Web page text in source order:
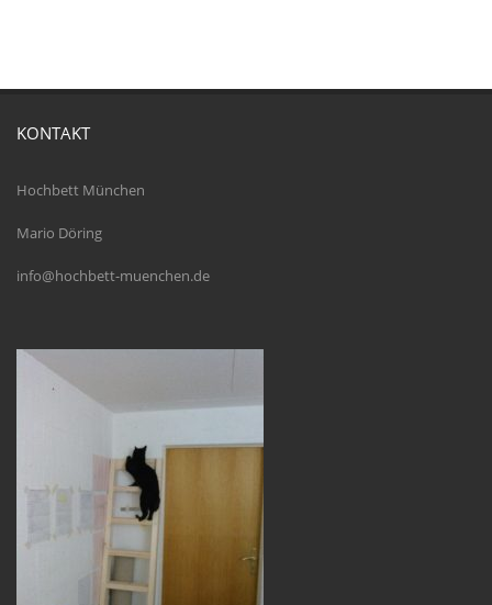
KONTAKT
Hochbett München
Mario Döring
info@hochbett-muenchen.de